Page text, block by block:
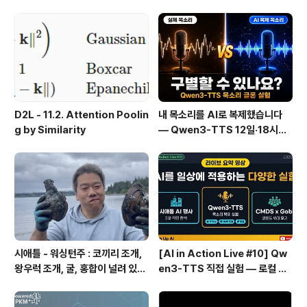
보에서 지식으로의 전환, 🛠️ 지식
관리 실패 패턴과 극복
D2L - 11.2. Attention Poolin
g by Similarity
내 목소리를 AI로 복제했습니다
— Qwen3-TTS 12일·18시간
시애틀 - 워싱턴주 : 코끼리 조개,
왕우럭 조개, 굴, 홍합이 널려 있는
[AI in Action Live #10] Qw
en3-TTS 직접 실험 — 로컬 설